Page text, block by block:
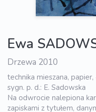
Ewa
Drzewa 2010
technika mieszana,
sygn. p. d.: E. Sadowska
Na odwrocie nalepiona
zapiskami z tytułem,